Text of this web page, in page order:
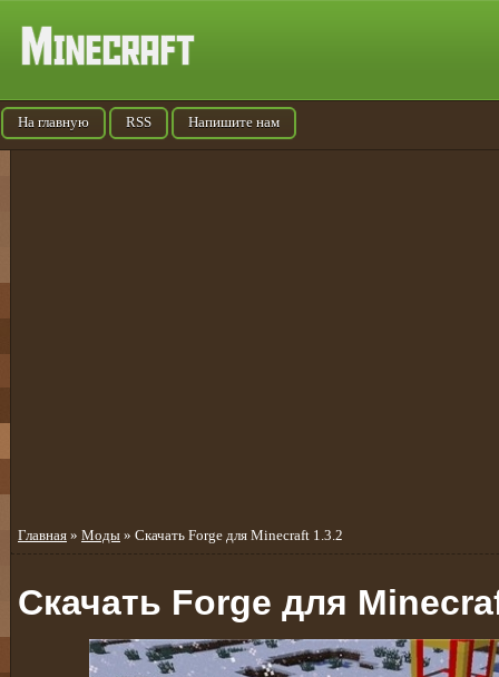
На главную RSS Напишите нам
Главная » Моды » Скачать Forge для Minecraft 1.3.2
Скачать Forge для